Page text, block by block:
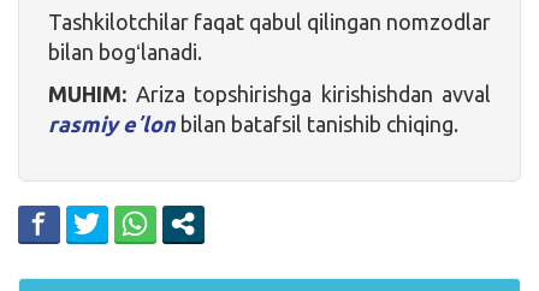
Tashkilotchilar faqat qabul qilingan nomzodlar
bilan bogʻlanadi.
MUHIM: Ariza topshirishga kirishishdan avval
rasmiy eʼlon bilan batafsil tanishib chiqing.